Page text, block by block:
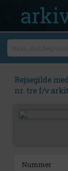
Rejsegilde
nr. tre f/v
Nummer